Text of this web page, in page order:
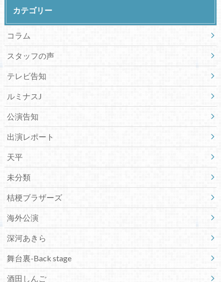
カテゴリー
コラム
スタッフの声
テレビ告知
ルミナスJ
公演告知
出演レポート
天平
未分類
桔梗ブラザーズ
海外公演
深河あきら
舞台裏-Back stage
酒田しんご